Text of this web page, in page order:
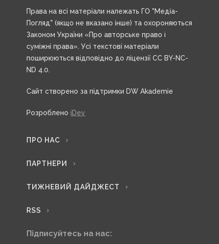
Права на всі матеріали належать ГО "Медіа-
Погляд" (якщо не вказано інше) та охороняються
Законом України «Про авторське право і
суміжні права». Усі текстові матеріали
поширюються відповідно до ліцензії CC BY-NC-
ND 4.0.
Сайт створено за підтримки DW Akademie
Розроблено iDev
ПРО НАС
ПАРТНЕРИ
ТИЖНЕВИЙ ДАЙДЖЕСТ
RSS
Підписуйтесь на нас: